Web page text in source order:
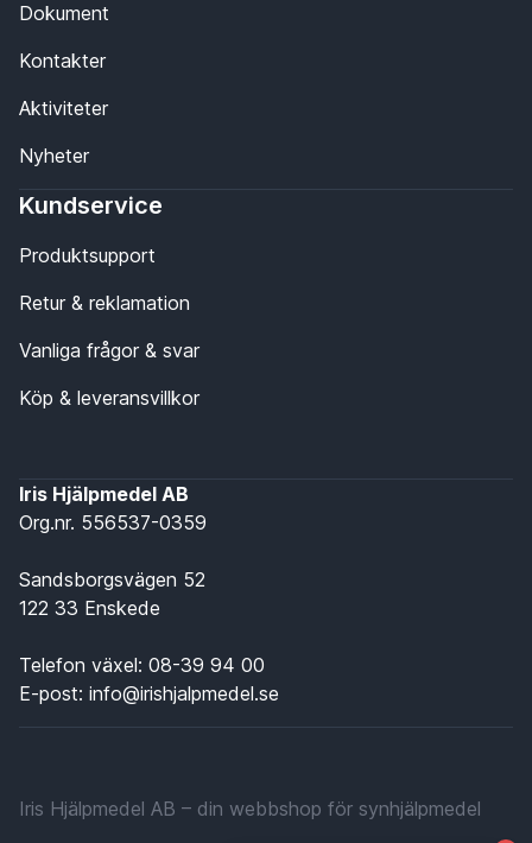
Dokument
Kontakter
Aktiviteter
Nyheter
Kundservice
Produktsupport
Retur & reklamation
Vanliga frågor & svar
Köp & leveransvillkor
Iris Hjälpmedel AB
Org.nr. 556537-0359
Sandsborgsvägen 52
122 33 Enskede
Telefon växel: 08-39 94 00
E-post: info@irishjalpmedel.se
Iris Hjälpmedel AB – din webbshop för synhjälpmedel